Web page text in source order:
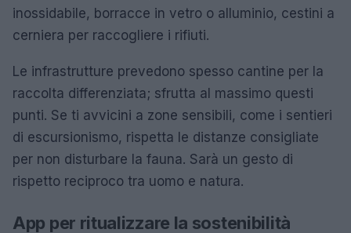
inossidabile, borracce in vetro o alluminio, cestini a
cerniera per raccogliere i rifiuti.
Le infrastrutture prevedono spesso cantine per la
raccolta differenziata; sfrutta al massimo questi
punti. Se ti avvicini a zone sensibili, come i sentieri
di escursionismo, rispetta le distanze consigliate
per non disturbare la fauna. Sarà un gesto di
rispetto reciproco tra uomo e natura.
App per ritualizzare la sostenibilità